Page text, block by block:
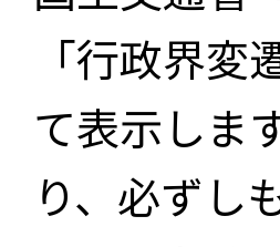
「行政界
て表示しま
り、必ずし